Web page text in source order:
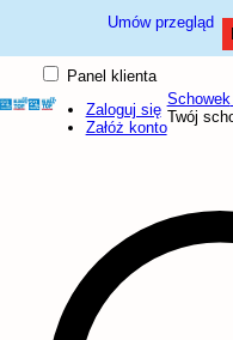
Umów przegląd
Panel klienta
Zaloguj się
Załóż konto
Schowek
Twój